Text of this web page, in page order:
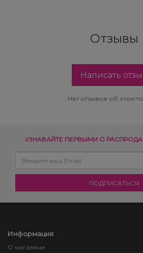
Отзывы
Написать
Нет отзывов об этом
УЗНАВАЙТЕ ПЕРВЫМИ О
Информация
О магазине